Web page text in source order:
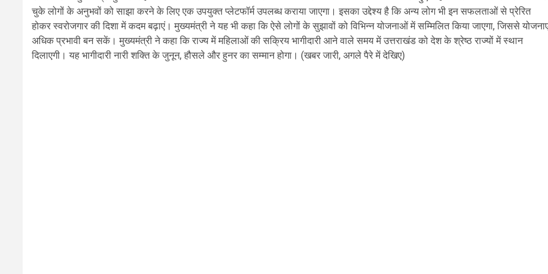
चुके लोगों के अनुभवों को साझा करने के लिए एक उपयुक्त प्लेटफॉर्म उपलब्ध कराया जाएगा। इसका उद्देश्य है कि अन्य लोग भी इन सफलताओं से प्रेरित
होकर स्वरोजगार की दिशा में कदम बढ़ाएं। मुख्यमंत्री ने यह भी कहा कि ऐसे लोगों के सुझावों को विभिन्न योजनाओं में सम्मिलित किया जाएगा, जिससे
अधिक प्रभावी बन सकें। मुख्यमंत्री ने कहा कि राज्य में महिलाओं की सक्रिय भागीदारी आने वाले समय में उत्तराखंड को देश के श्रेष्ठ राज्यों में स्थान
दिलाएगी। यह भागीदारी नारी शक्ति के जुनून, हौसले और हुनर का सम्मान होगा। (खबर जारी, अगले पैरे में देखिए)